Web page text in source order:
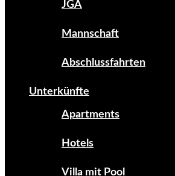
JGA
Mannschaft
Abschlussfahrten
Unterkünfte
Apartments
Hotels
Villa mit Pool